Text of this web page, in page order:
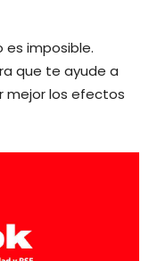
es imposible.
que te ayude a
mejor los efectos